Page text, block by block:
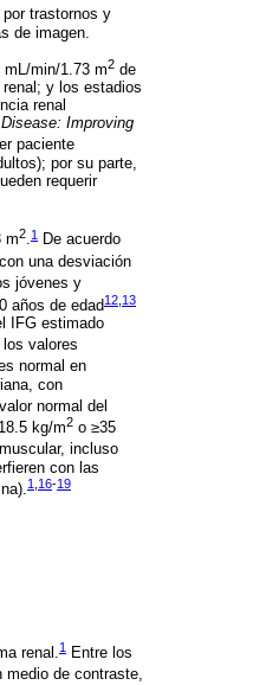
trastornos y
de imagen.
min/1.73 m2 de
y los estadios
renal
Improving
paciente
por su parte,
requerir
m2.1
De acuerdo
una desviación
jóvenes y
años de edad12 13
IFG estimado
valores
normal en
con
normal del
kg/m2 o ≥35
incluso
con las
1 16-19
renal.1
Entre los
de contraste,